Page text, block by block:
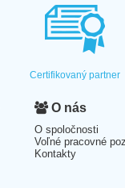
Certifikovaný partner
O nás
O spoločnosti
Voľné pracovné
Kontakty